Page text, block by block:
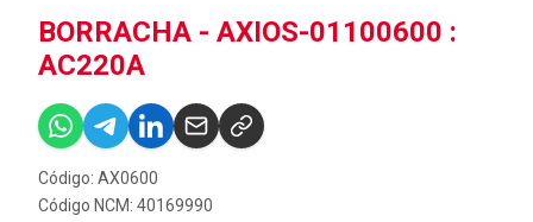
BORRACHA - AXIOS-01100600 :
AC220A
Código: AX0600
Código NCM: 40169990